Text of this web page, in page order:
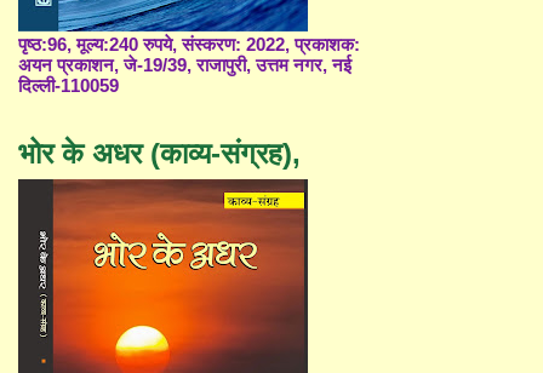
पृष्ठ:96, मूल्य:240 रुपये, संस्करण: 2022, प्रकाशक:
अयन प्रकाशन, जे-19/39, राजापुरी, उत्तम नगर, नई
दिल्ली-110059
भोर के अधर (काव्य-संग्रह),